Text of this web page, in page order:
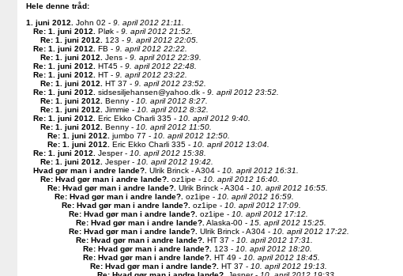
Hele denne tråd:
1. juni 2012
John 02 - 9. april 2012 21:11.
Re: 1. juni 2012
Pløk - 9. april 2012 21:52.
Re: 1. juni 2012
123 - 9. april 2012 22:05.
Re: 1. juni 2012
FB - 9. april 2012 22:22.
Re: 1. juni 2012
Jens - 9. april 2012 22:39.
Re: 1. juni 2012
HT45 - 9. april 2012 22:48.
Re: 1. juni 2012
HT - 9. april 2012 23:22.
Re: 1. juni 2012
HT 37 - 9. april 2012 23:52.
Re: 1. juni 2012
sidsesiljehansen@yahoo.dk - 9. april 2012 23:52.
Re: 1. juni 2012
Benny - 10. april 2012 8:27.
Re: 1. juni 2012
Jimmie - 10. april 2012 8:32.
Re: 1. juni 2012
Eric Ekko Charli 335 - 10. april 2012 9:40.
Re: 1. juni 2012
Benny - 10. april 2012 11:50.
Re: 1. juni 2012
jumbo 77 - 10. april 2012 12:50.
Re: 1. juni 2012
Eric Ekko Charli 335 - 10. april 2012 13:04.
Re: 1. juni 2012
Jesper - 10. april 2012 15:38.
Re: 1. juni 2012
Jesper - 10. april 2012 19:42.
Hvad gør man i andre lande? Ulrik Brinck - A304 - 10. april 2012 16:31.
Re: Hvad gør man i andre lande? oz1ipe - 10. april 2012 16:40.
Re: Hvad gør man i andre lande? Ulrik Brinck - A304 - 10. april 2012 16:55.
Re: Hvad gør man i andre lande? oz1ipe - 10. april 2012 16:59.
Re: Hvad gør man i andre lande? oz1ipe - 10. april 2012 17:09.
Re: Hvad gør man i andre lande? oz1ipe - 10. april 2012 17:12.
Re: Hvad gør man i andre lande? Alaska-00 - 15. april 2012 15:25.
Re: Hvad gør man i andre lande? Ulrik Brinck - A304 - 10. april 2012 17:22.
Re: Hvad gør man i andre lande? HT 37 - 10. april 2012 17:31.
Re: Hvad gør man i andre lande?
123 - 10. april 2012 18:20.
Re: Hvad gør man i andre lande? HT 49 - 10. april 2012 18:45.
Re: Hvad gør man i andre lande? HT 37 - 10. april 2012 19:13.